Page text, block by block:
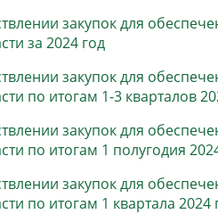
закупок для
за 2024 год
закупок для
по итогам 1-3 кварталов
закупок для
по итогам 1 полугодия
закупок для
по итогам 1 квартала 2024